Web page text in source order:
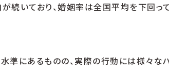
続いており、婚姻率は全国平均を下回
準にあるものの、実際の行動には様々な